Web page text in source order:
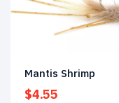
Mantis Shrimp
$4.55